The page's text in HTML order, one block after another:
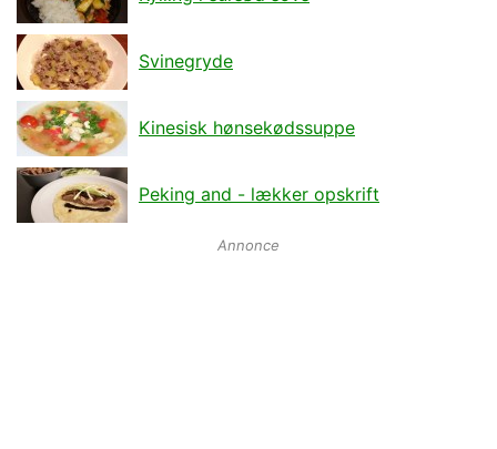
Svinegryde
Kinesisk hønsekødssuppe
Peking and - lækker opskrift
Annonce